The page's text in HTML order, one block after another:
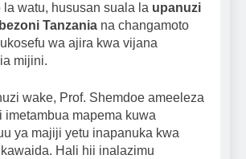
la watu, hususan suala la upanuzi
Tanzania na changamoto
wa ajira kwa vijana
mijini.
wake, Prof. Shemdoe ameeleza
imetambua mapema kuwa
ya majiji yetu inapanuka kwa
Hali hii inalazimu